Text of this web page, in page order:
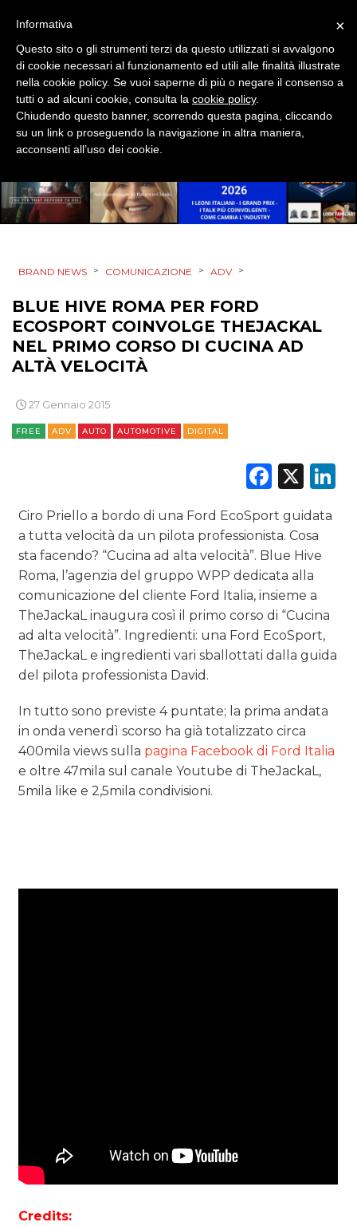
CINEMA
DIGITALE
ESTERNA
TV
DATI
RICERCHE
NORMATIVE
TREND
CASE HISTORY
OPINIONI
BRAND NEWS > COMUNICAZIONE > ADV >
BLUE HIVE ROMA PER FORD
ECOSPORT COINVOLGE THEJACKAL
NEL PRIMO CORSO DI CUCINA AD
ALTÀ VELOCITÀ
27 Gennaio 2015
FREE ADV AUTO AUTOMOTIVE DIGITAL
X
Ciro Priello a bordo di una Ford EcoSport guidata
a tutta velocità da un pilota professionista. Cosa
sta facendo? “Cucina ad alta velocità”. Blue Hive
Roma, l’agenzia del gruppo WPP dedicata alla
comunicazione del cliente Ford Italia, insieme a
TheJackaL inaugura così il primo corso di “Cucina
ad alta velocità”. Ingredienti: una Ford EcoSport,
TheJackaL e ingredienti vari sballottati dalla guida
del pilota professionista David.
In tutto sono previste 4 puntate; la prima andata
in onda venerdì scorso ha già totalizzato circa
400mila views sulla pagina Facebook di Ford Italia
e oltre 47mila sul canale Youtube di TheJackaL,
5mila like e 2,5mila condivisioni.
Credits:
×
Informativa
Questo sito o gli strumenti terzi da questo utilizzati si avvalgono
di cookie necessari al funzionamento ed utili alle finalità illustrate
nella cookie policy. Se vuoi saperne di più o negare il consenso a
tutti o ad alcuni cookie, consulta la cookie policy.
Chiudendo questo banner, scorrendo questa pagina, cliccando
su un link o proseguendo la navigazione in altra maniera,
acconsenti all’uso dei cookie.